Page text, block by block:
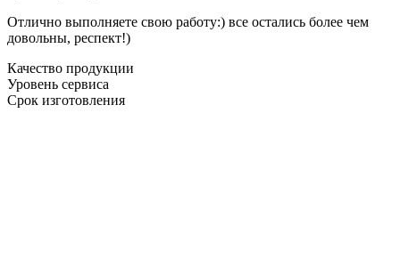
Отлично выполняете свою работу:) все остались более чем
довольны, респект!)
Качество продукции
Уровень сервиса
Срок изготовления